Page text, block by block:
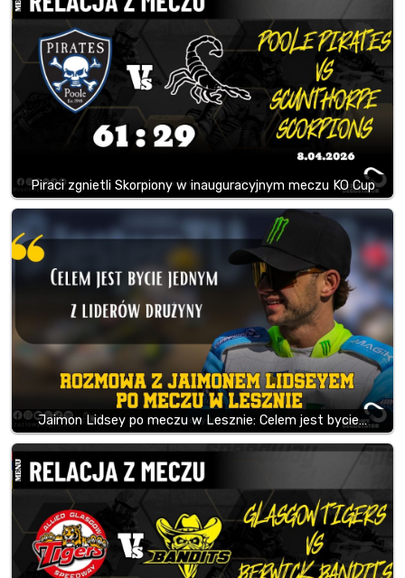
Piraci zgnietli Skorpiony w inauguracyjnym meczu KO Cup
Jaimon Lidsey po meczu w Lesznie: Celem jest bycie…